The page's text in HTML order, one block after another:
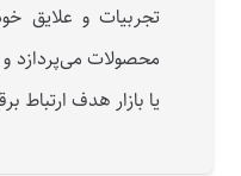
تجربیات و علایق
محصولات می‌پردازد
یا بازار هدف ارتباط